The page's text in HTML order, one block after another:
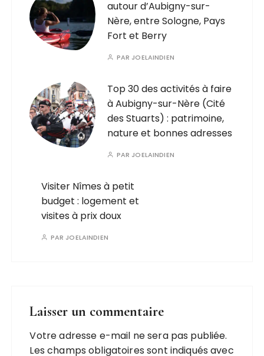
autour d’Aubigny-sur-
Nère, entre Sologne, Pays
Fort et Berry
PAR JOELAINDIEN
Top 30 des activités à faire
à Aubigny-sur-Nère (Cité
des Stuarts) : patrimoine,
nature et bonnes adresses
PAR JOELAINDIEN
Visiter Nîmes à petit
budget : logement et
visites à prix doux
PAR JOELAINDIEN
Laisser un commentaire
Votre adresse e-mail ne sera pas publiée.
Les champs obligatoires sont indiqués avec